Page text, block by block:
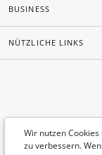
Wir nutzen
zu verbessern.
BUSINESS
NÜTZLICHE LINKS